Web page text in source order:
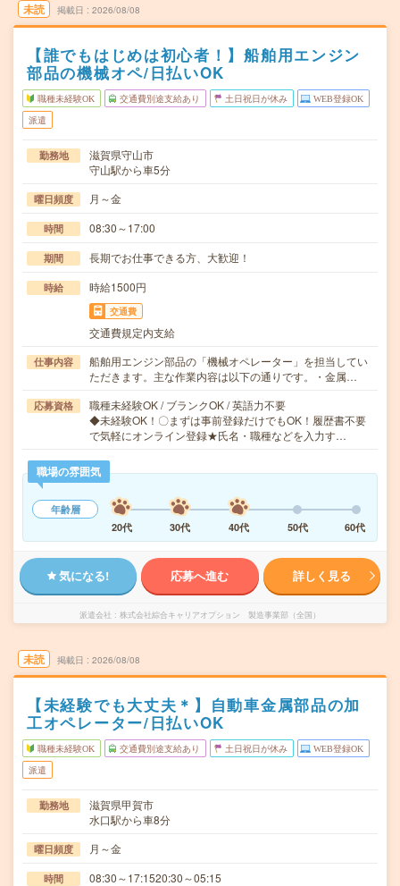
未読 掲載日 2026/08/08
【誰でもはじめは初心者！】船舶用エンジン
部品の機械オペ/日払いOK
職種未経験OK 交通費別途支給あり 土日祝日が休み WEB登録OK
派遣
勤務地
滋賀県守山市
守山駅から車5分
曜日頻度 月～金
時間 08:30～17:00
期間 長期でお仕事できる方、大歓迎！
時給 時給1500円
交通費
交通費規定内支給
仕事内容
船舶用エンジン部品の「機械オペレーター」を担当してい
ただきます。主な作業内容は以下の通りです。・金属…
応募資格
職種未経験OK / ブランクOK / 英語力不要
◆未経験OK！〇まずは事前登録だけでもOK！履歴書不要
で気軽にオンライン登録★氏名・職種などを入力す…
職場の雰囲気
年齢層
20代
30代 40代 50代 60代
気になる! 応募へ進む 詳しく見る
派遣会社 株式会社綜合キャリアオプション 製造事業部（全国）
未読 掲載日 2026/08/08
【未経験でも大丈夫＊】自動車金属部品の加
工オペレーター/日払いOK
職種未経験OK 交通費別途支給あり 土日祝日が休み WEB登録OK
派遣
勤務地
滋賀県甲賀市
水口駅から車8分
曜日頻度 月～金
時間 08:30～17:1520:30～05:15